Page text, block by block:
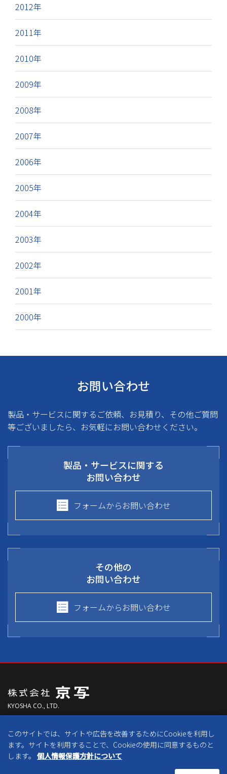
2012年
2011年
2010年
2009年
2008年
2007年
2006年
2005年
2004年
2003年
2002年
2001年
2000年
お問い合わせ
製品・サービスに関するご依頼、お見積り、その他ご質問
等ございましたら、お気軽にお問い合わせください。
製品・サービスに関する
お問い合わせ
フォームからお問い合わせ
その他の
お問い合わせ
フォームからお問い合わせ
KYOSHA CO., LTD.
京都府久世郡久御山町森村東300番地
免責事項 個人情報保護方針
このサイトでは、サイトや広告を改善するためにCookieを利用し
ます。サイトを利用することで、Cookieの使用に同意するものと
します。 個人情報保護方針について